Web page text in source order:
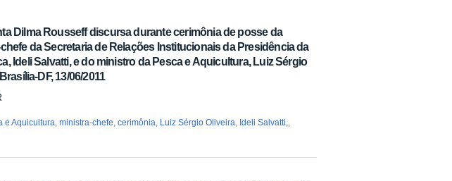
Dilma Rousseff discursa durante cerimônia de posse da
da Secretaria de Relações Institucionais da Presidência da
Ideli Salvatti, e do ministro da Pesca e Aquicultura, Luiz Sérgio
DF, 13/06/2011
e Aquicultura,ministra-chefe,cerimônia, Luiz Sérgio Oliveira, Ideli Salvatti,,